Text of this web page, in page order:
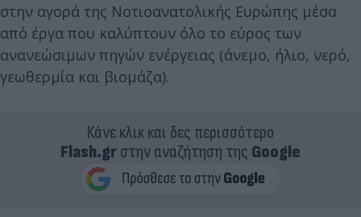
στην αγορά της Νοτιοανατολικής Ευρώπης μέσα
από έργα που καλύπτουν όλο το εύρος των
ανανεώσιμων πηγών ενέργειας (άνεμο, ήλιο, νερό,
γεωθερμία και βιομάζα).
Κάνε κλικ και δες περισσότερο
Flash.grστην αναζήτηση της Google